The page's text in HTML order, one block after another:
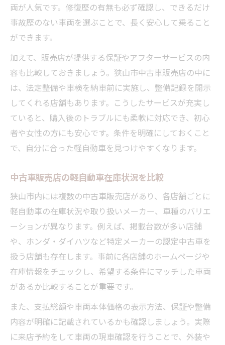
両が人気です。修復歴の有無も必ず確認し、できるだけ
事故歴のない車両を選ぶことで、長く安心して乗ること
ができます。
加えて、販売店が提供する保証やアフターサービスの内
容も比較しておきましょう。狭山市中古車販売店の中に
は、法定整備や車検を納車前に実施し、整備記録を開示
してくれる店舗もあります。こうしたサービスが充実し
ていると、購入後のトラブルにも柔軟に対応でき、初心
者や女性の方にも安心です。条件を明確にしておくこと
で、自分に合った軽自動車を見つけやすくなります。
中古車販売店の軽自動車在庫状況を比較
狭山市内には複数の中古車販売店があり、各店舗ごとに
軽自動車の在庫状況や取り扱いメーカー、車種のバリエ
ーションが異なります。例えば、掲載台数が多い店舗
や、ホンダ・ダイハツなど特定メーカーの認定中古車を
扱う店舗も存在します。事前に各店舗のホームページや
在庫情報をチェックし、希望する条件にマッチした車両
があるか比較することが重要です。
また、支払総額や車両本体価格の表示方法、保証や整備
内容が明確に記載されているかも確認しましょう。実際
に来店予約をして車両の現車確認を行うことで、外装や